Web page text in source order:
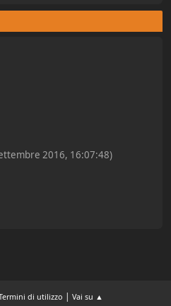
2016, 16:07:48)
di utilizzo | Vai su ▲